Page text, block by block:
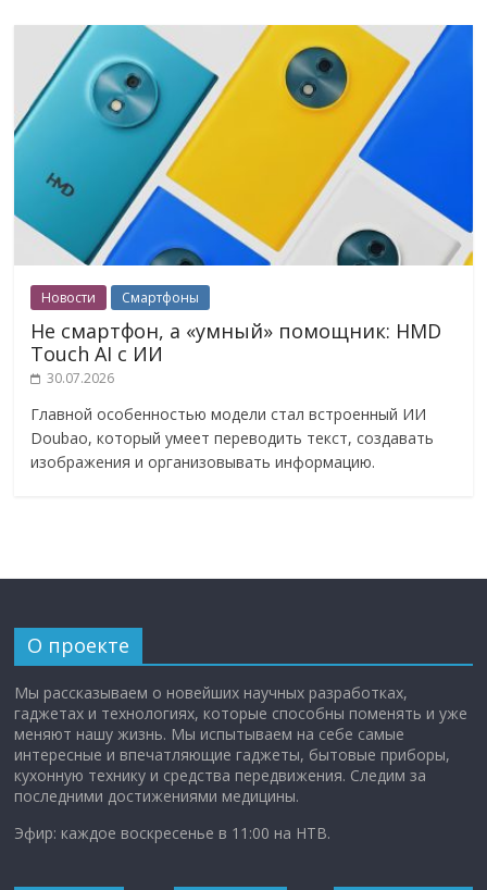
Новости Смартфоны
Не смартфон, а «умный» помощник: HMD
Touch AI с ИИ
30.07.2026
Главной особенностью модели стал встроенный ИИ
Doubao, который умеет переводить текст, создавать
изображения и организовывать информацию.
О проекте
Мы рассказываем о новейших научных разработках,
гаджетах и технологиях, которые способны поменять и уже
меняют нашу жизнь. Мы испытываем на себе самые
интересные и впечатляющие гаджеты, бытовые приборы,
кухонную технику и средства передвижения. Следим за
последними достижениями медицины.
Эфир: каждое воскресенье в 11:00 на НТВ.